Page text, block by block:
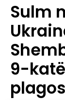
Sulm
9-